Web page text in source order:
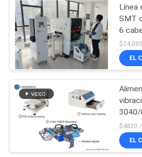
Línea
SMT
6
PCB
EL
3040/
SMT/
EL